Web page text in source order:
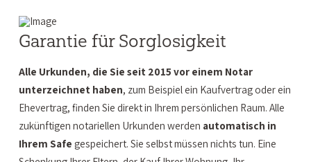
Garantie für Sorglosigkeit
Alle Urkunden, die Sie seit 2015 vor einem Notar
unterzeichnet haben, zum Beispiel ein Kaufvertrag oder ein
Ehevertrag, finden Sie direkt in Ihrem persönlichen Raum. Alle
zukünftigen notariellen Urkunden werden automatisch in
Ihrem Safe gespeichert. Sie selbst müssen nichts tun. Eine